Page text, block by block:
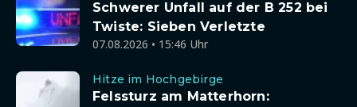
Schwerer Unfall auf der B 252 bei
Twiste: Sieben Verletzte
07.08.2026 • 15:46 Uhr
Hitze im Hochgebirge
Felssturz am Matterhorn: